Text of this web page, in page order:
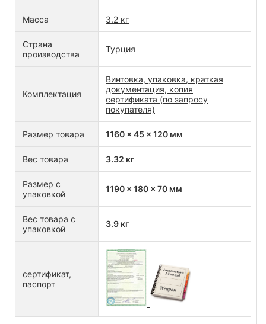
Масса 3.2 кг
Страна
производства
Турция
Комплектация
Винтовка, упаковка, краткая
документация, копия
сертификата (по запросу
покупателя)
Размер товара 1160 x 45 x 120 мм
Вес товара 3.32 кг
Размер с
упаковкой
1190 x 180 x 70 мм
Вес товара с
упаковкой
3.9 кг
сертификат,
паспорт